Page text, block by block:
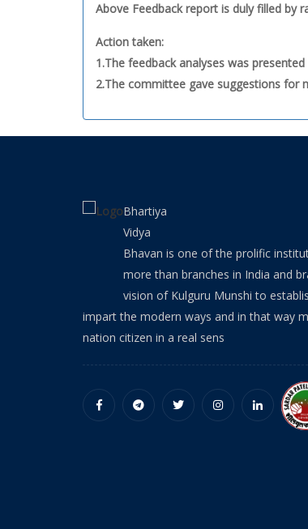
Above Feedback report is duly filled by
Action taken:
1.The feedback analyses was
2.The committee gave suggestions for
Bhartiya
Vidya
Bhavan is one of the prolific
more than branches in India and
vision of Kulguru Munshi to
impart the modern ways and in that way
nation citizen in a real sens